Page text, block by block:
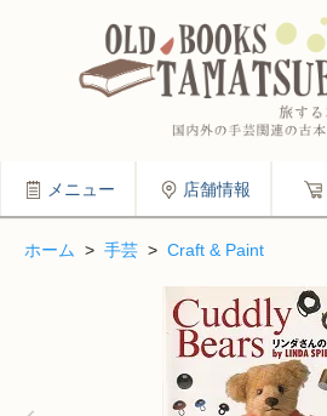
メニュー 店舗情報
ホーム > 手芸 > Craft & Paint